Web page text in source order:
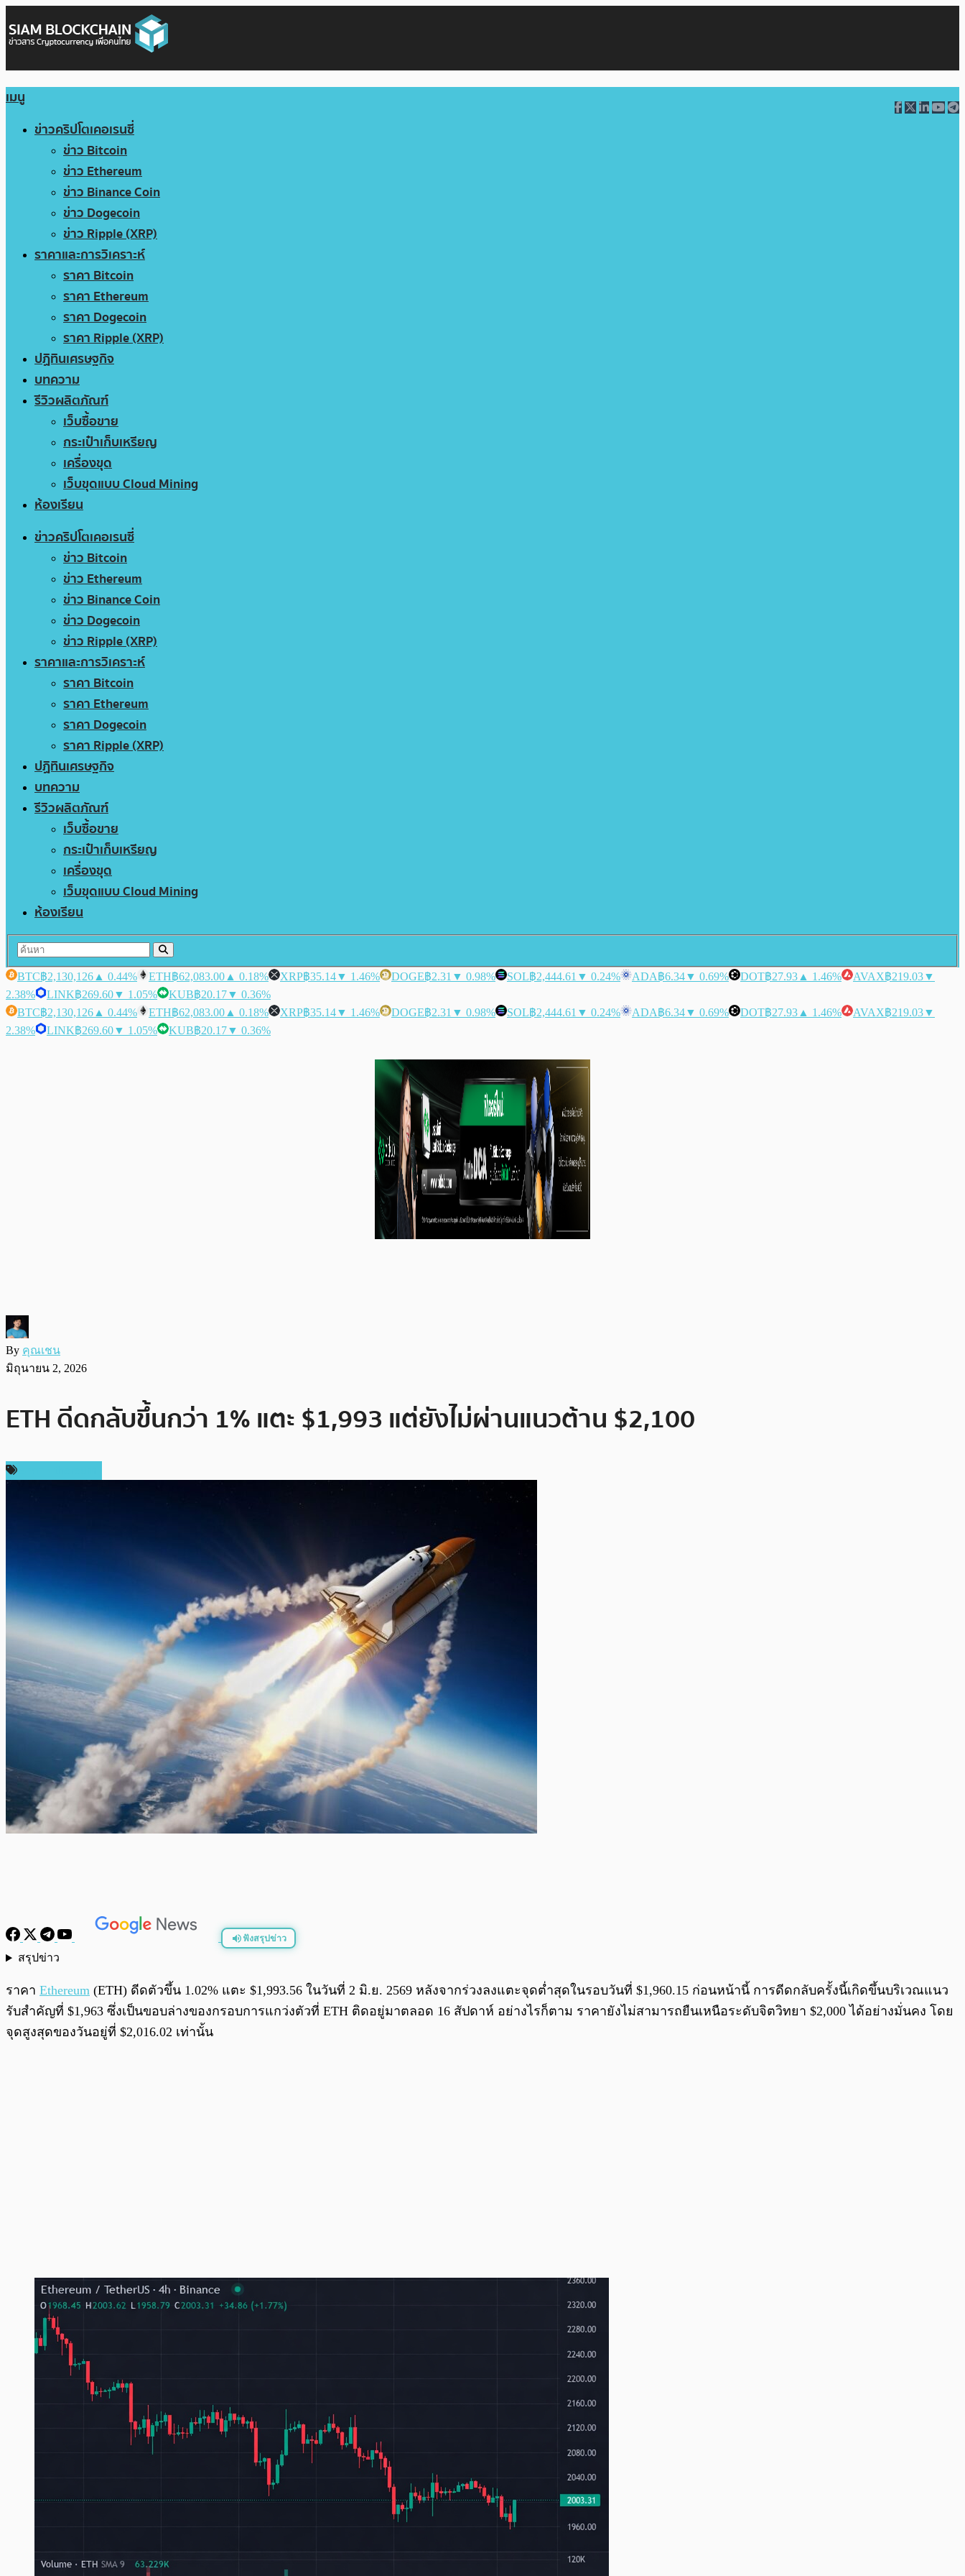
เมนู
ข่าวคริปโตเคอเรนซี่
ข่าว Bitcoin
ข่าว Ethereum
ข่าว Binance Coin
ข่าว Dogecoin
ข่าว Ripple (XRP)
ราคาและการวิเคราะห์
ราคา Bitcoin
ราคา Ethereum
ราคา Dogecoin
ราคา Ripple (XRP)
ปฏิทินเศรษฐกิจ
บทความ
รีวิวผลิตภัณฑ์
เว็บซื้อขาย
กระเป๋าเก็บเหรียญ
เครื่องขุด
เว็บขุดแบบ Cloud Mining
ห้องเรียน
ข่าวคริปโตเคอเรนซี่
ข่าว Bitcoin
ข่าว Ethereum
ข่าว Binance Coin
ข่าว Dogecoin
ข่าว Ripple (XRP)
ราคาและการวิเคราะห์
ราคา Bitcoin
ราคา Ethereum
ราคา Dogecoin
ราคา Ripple (XRP)
ปฏิทินเศรษฐกิจ
บทความ
รีวิวผลิตภัณฑ์
เว็บซื้อขาย
กระเป๋าเก็บเหรียญ
เครื่องขุด
เว็บขุดแบบ Cloud Mining
ห้องเรียน
BTC฿2,130,126 ▲ 0.44% ETH฿62,083.00 ▲ 0.18% XRP฿35.14▼ 1.46% DOGE฿2.31 ▼ 0.98% SOL฿2,444.61 ▼ 0.24% ADA฿6.34▼ 0.69% DOT฿27.93 ▲ 1.46% AVAX฿219.03▼
2.38%
LINK฿269.60▼ 1.05% KUB฿20.17▼ 0.36%
BTC฿2,130,126 ▲ 0.44% ETH฿62,083.00 ▲ 0.18% XRP฿35.14▼ 1.46% DOGE฿2.31 ▼ 0.98% SOL฿2,444.61 ▼ 0.24% ADA฿6.34▼ 0.69% DOT฿27.93 ▲ 1.46% AVAX฿219.03▼
2.38%
LINK฿269.60▼ 1.05% KUB฿20.17▼ 0.36%
By คุณเชน
มิถุนายน 2, 2026
ETH ดีดกลับขึ้นกว่า 1% แตะ $1,993 แต่ยังไม่ผ่านแนวต้าน $2,100
ฟังสรุปข่าว
สรุปข่าว
ราคา Ethereum (ETH) ดีดตัวขึ้น 1.02% แตะ $1,993.56 ในวันที่ 2 มิ.ย. 2569 หลังจากร่วงลงแตะจุดต่ำสุดในรอบวันที่ $1,960.15 ก่อนหน้านี้ การดีดกลับครั้งนี้เกิดขึ้นบริเวณแนว
รับสำคัญที่ $1,963 ซึ่งเป็นขอบล่างของกรอบการแกว่งตัวที่ ETH ติดอยู่มาตลอด 16 สัปดาห์ อย่างไรก็ตาม ราคายังไม่สามารถยืนเหนือระดับจิตวิทยา $2,000 ได้อย่างมั่นคง โดย
จุดสูงสุดของวันอยู่ที่ $2,016.02 เท่านั้น